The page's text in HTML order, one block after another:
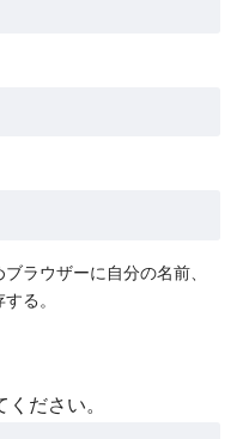
ラウザーに自分の名前、
る。
ださい。